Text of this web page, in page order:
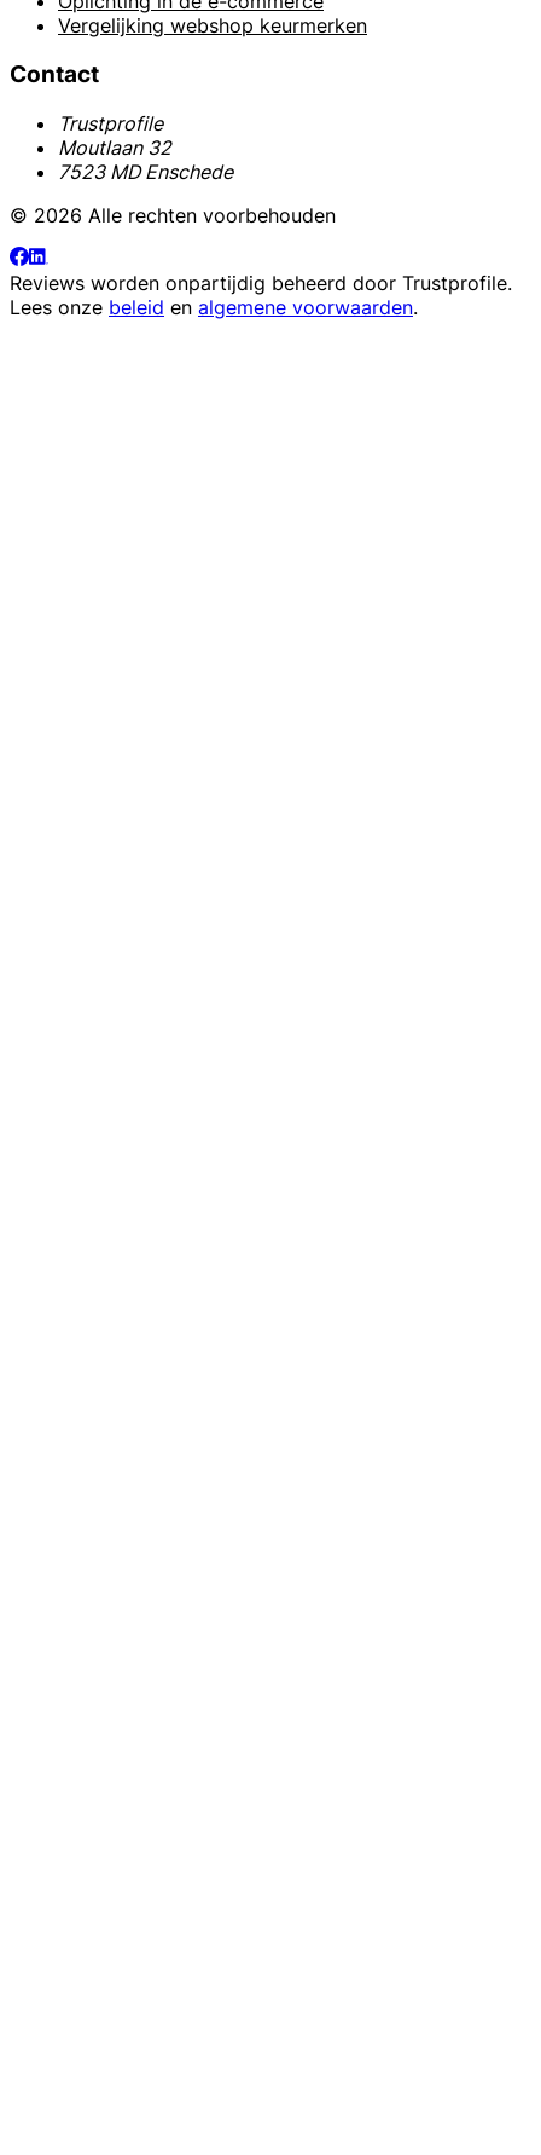
Vergelijking webshop keurmerken
Contact
Trustprofile
Moutlaan 32
7523 MD Enschede
© 2026 Alle rechten voorbehouden
Reviews worden onpartijdig beheerd door Trustprofile.
Lees onze beleid en algemene voorwaarden.